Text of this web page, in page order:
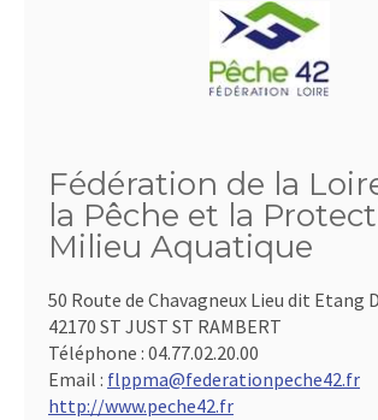
Fédération de la
la Pêche et la
Milieu Aquatique
50 Route de Chavagneux Lieu dit Etang
42170 ST JUST ST RAMBERT
Téléphone : 04.77.02.20.00
Email : flppma@federationpeche42.fr
http://www.peche42.fr